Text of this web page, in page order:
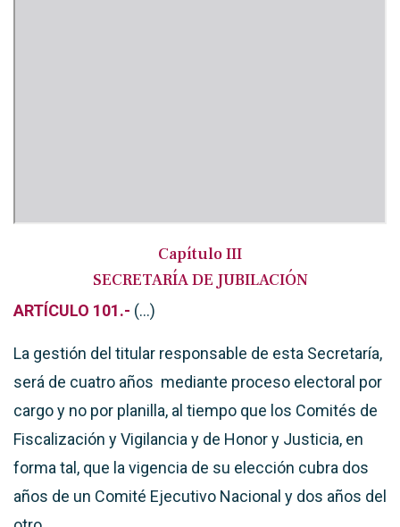
Capítulo III
SECRETARÍA DE JUBILACIÓN
ARTÍCULO 101.- (…)
La gestión del titular responsable de esta Secretaría,
será de cuatro años mediante proceso electoral por
cargo y no por planilla, al tiempo que los Comités de
Fiscalización y Vigilancia y de Honor y Justicia, en
forma tal, que la vigencia de su elección cubra dos
años de un Comité Ejecutivo Nacional y dos años del